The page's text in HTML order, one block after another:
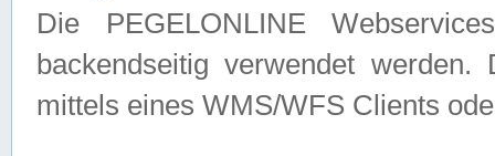
Die PEGELONLINE
backendseitig verwendet
mittels eines WMS/WFS Clients